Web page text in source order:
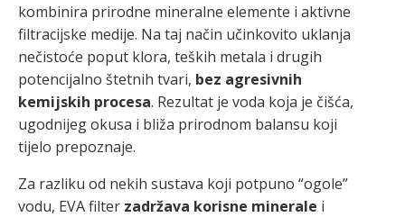
kombinira prirodne mineralne elemente i aktivne
filtracijske medije. Na taj način učinkovito uklanja
nečistoće poput klora, teških metala i drugih
potencijalno štetnih tvari, bez agresivnih
kemijskih procesa. Rezultat je voda koja je čišća,
ugodnijeg okusa i bliža prirodnom balansu koji
tijelo prepoznaje.
Za razliku od nekih sustava koji potpuno “ogole”
vodu, EVA filter zadržava korisne minerale i